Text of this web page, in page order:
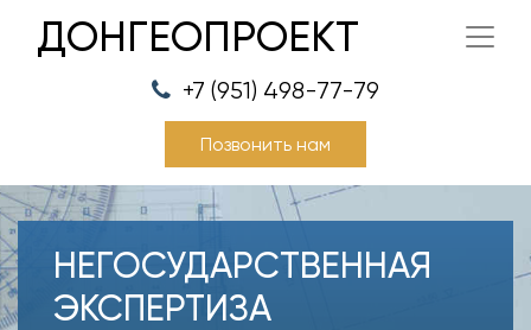
ДОНГЕОПРОЕКТ
+7 (951) 498-77-79
Позвонить нам
НЕГОСУДАРСТВЕННАЯ
ЭКСПЕРТИЗА